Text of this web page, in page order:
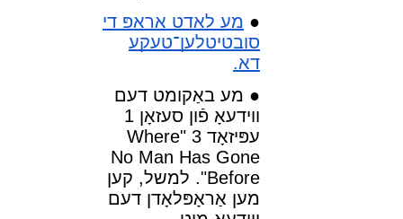
מע לאָדט אַראָפּ די
סובטיטלען־טעקע
דאָ.
מע באַקומט דעם
װידעאָ פֿון סעזאָן 1
עפּיזאָד 3 "Where
No Man Has Gone
Before". למשל, קען
מען אַראָפּלאָדן דעם